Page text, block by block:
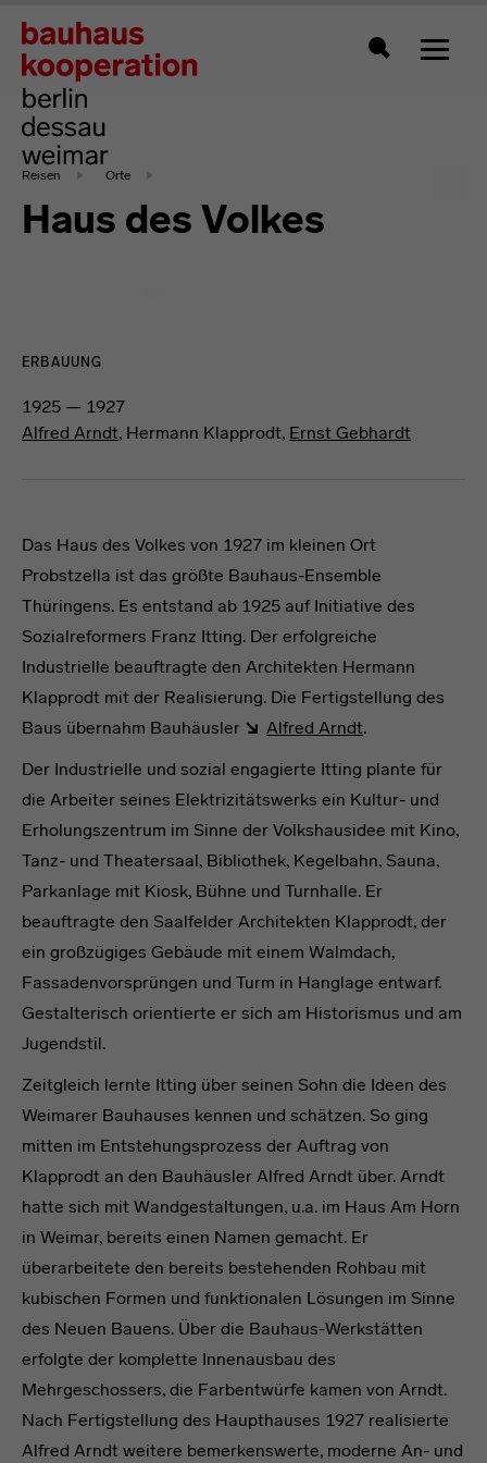
Zeigt
Reisen Orte
Haus des Volkes
ERBAUUNG
1925 — 1927
Alfred Arndt, Hermann Klapprodt, Ernst Gebhardt
Das Haus des Volkes von 1927 im kleinen Ort
Probstzella ist das größte Bauhaus-Ensemble
Thüringens. Es entstand ab 1925 auf Initiative des
Sozialreformers Franz Itting. Der erfolgreiche
Industrielle beauftragte den Architekten Hermann
Klapprodt mit der Realisierung. Die Fertigstellung des
Baus übernahm Bauhäusler
Alfred Arndt.
Der Industrielle und sozial engagierte Itting plante für
die Arbeiter seines Elektrizitätswerks ein Kultur- und
Erholungszentrum im Sinne der Volkshausidee mit Kino,
Tanz- und Theatersaal, Bibliothek, Kegelbahn, Sauna,
Parkanlage mit Kiosk, Bühne und Turnhalle. Er
beauftragte den Saalfelder Architekten Klapprodt, der
ein großzügiges Gebäude mit einem Walmdach,
Fassadenvorsprüngen und Turm in Hanglage entwarf.
Gestalterisch orientierte er sich am Historismus und am
Jugendstil.
Zeitgleich lernte Itting über seinen Sohn die Ideen des
Weimarer Bauhauses kennen und schätzen. So ging
mitten im Entstehungsprozess der Auftrag von
Klapprodt an den Bauhäusler Alfred Arndt über. Arndt
hatte sich mit Wandgestaltungen, u.a. im Haus Am Horn
in Weimar, bereits einen Namen gemacht. Er
überarbeitete den bereits bestehenden Rohbau mit
kubischen Formen und funktionalen Lösungen im Sinne
des Neuen Bauens. Über die Bauhaus-Werkstätten
erfolgte der komplette Innenausbau des
Mehrgeschossers, die Farbentwürfe kamen von Arndt.
Nach Fertigstellung des Haupthauses 1927 realisierte
Alfred Arndt weitere bemerkenswerte, moderne An- und